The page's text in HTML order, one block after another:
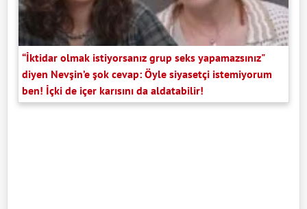
“İktidar olmak istiyorsanız grup seks yapamazsınız"
diyen Nevşin’e şok cevap: Öyle siyasetçi istemiyorum
ben! İçki de içer karısını da aldatabilir!